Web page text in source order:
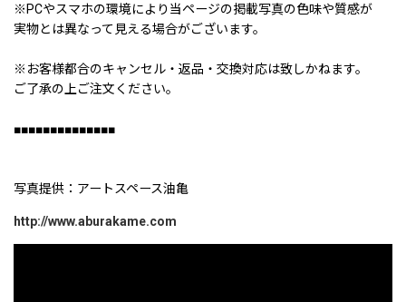
※PCやスマホの環境により当ページの掲載写真の色味や質感が
実物とは異なって見える場合がございます。
※お客様都合のキャンセル・返品・交換対応は致しかねます。
ご了承の上ご注文ください。
■■■■■■■■■■■■■■
写真提供：アートスペース油亀
http://www.aburakame.com